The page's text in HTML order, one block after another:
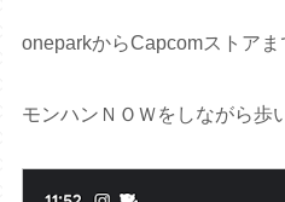
oneparkからCapcomストアま
モンハンＮＯＷをしながら歩